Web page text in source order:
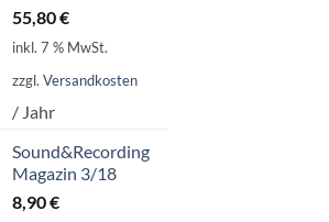
55,80€
inkl. 7 % MwSt.
zzgl. Versandkosten
/ Jahr
Sound&Recording
Magazin 3/18
8,90€